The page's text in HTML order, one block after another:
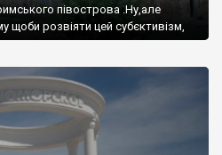
півострова .Ну,але
щоби розвіяти цей субєктивізм,